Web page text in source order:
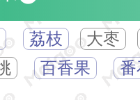
荔枝
大枣
百香果